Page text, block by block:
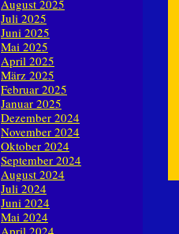
August 2025
Juli 2025
Juni 2025
Mai 2025
April 2025
März 2025
Februar 2025
Januar 2025
Dezember 2024
November 2024
Oktober 2024
September 2024
August 2024
Juli 2024
Juni 2024
Mai 2024
April 2024